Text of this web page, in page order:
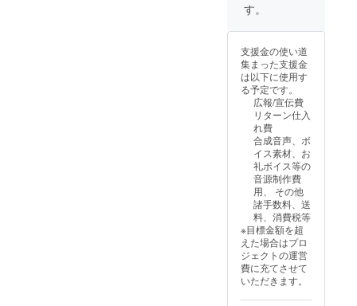
Product
キャラ
クター5
人のイ
ラスト
が描か
れたク
ファイ
ルで
す。
（イラ
スト担
当：c.
ぱふぇ
様）
■「アン
ジーさ
ん」
ビッグ
アクリ
カードB
ジーさ
ん」の
イラス
トが描
かれた
ポスト
です。
（イラ
スト担
当：
microa
様） ■
クリア
ファイ
ル
「Lusty
*Kiss
Product
ion」
当：みU
ポスト
カードA
「アン
ジーさ
ん」と
「アル
ん」の
イラス
トが描
かれた
ポスト
カード
です。
（イラ
スト担
当：菓
色様）
■ポスト
カードB
料コー
利用可
能） ■
マイク
ロファ
イバー
クロス
ンちゃ
ん」の
イラス
トが描
かれた
マイク
ロファ
イバー
クロス
です。
（イラ
スト担
当：みU
en」の
ラン
「メン
バーズ
シッ
プ・
ゴール
に、1か
月無料
で加入
できる
コード
です。
（既存
キャラ
のアカ
ウント
３つ全
ての無
料コー
ン」 ・
「アル
マちゃ
ん＆
ディア
ちゃん
応援プ
・
【06】
「リリ
ンちゃ
ん＆ク
ロワ
ちゃん
応援プ
ラン」
・
【07】
「Lusty
*Kissプ
す。
支援金の使い道
集まった支援金
は以下に使用す
る予定です。
広報/宣伝費
リターン仕入
れ費
合成音声、ボ
イス素材、お
礼ボイス等の
音源制作費
用、 その他
諸手数料、送
料、消費税等
※目標金額を超
えた場合はプロ
ジェクトの運営
費に充てさせて
いただきます。